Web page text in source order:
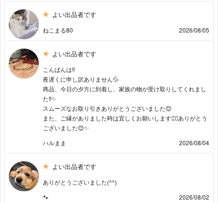
よい出品者です
ねこまる80 2026/08/05
よい出品者です
こんばんは‼︎
夜遅くに申し訳ありません💦
商品、今日の夕方に到着し、家族の物が受け取りしてくれまし
た‼︎✨
スムーズなお取り引きありがとうございました😊
また、ご縁がありました時は宜しくお願いします🙇‍♀️ありがとう
ございました😊✨
ハルまま
2026/08/04
よい出品者です
ありがとうございました(^^)
🐾
2026/08/02